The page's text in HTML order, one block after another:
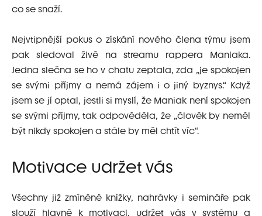
co se snaží.
Nejvtipnější pokus o získání nového člena týmu jsem
pak sledoval živě na streamu rappera Maniaka.
Jedna slečna se ho v chatu zeptala, zda „je spokojen
se svými příjmy a nemá zájem i o jiný byznys.“ Když
jsem se jí optal, jestli si myslí, že Maniak není spokojen
se svými příjmy, tak odpověděla, že „člověk by neměl
být nikdy spokojen a stále by měl chtít víc“.
Motivace udržet vás
Všechny již zmíněné knížky, nahrávky i semináře pak
slouží hlavně k motivaci, udržet vás v systému a